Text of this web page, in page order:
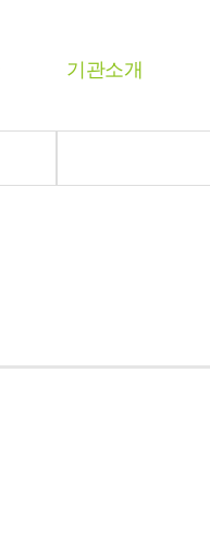
기관소개